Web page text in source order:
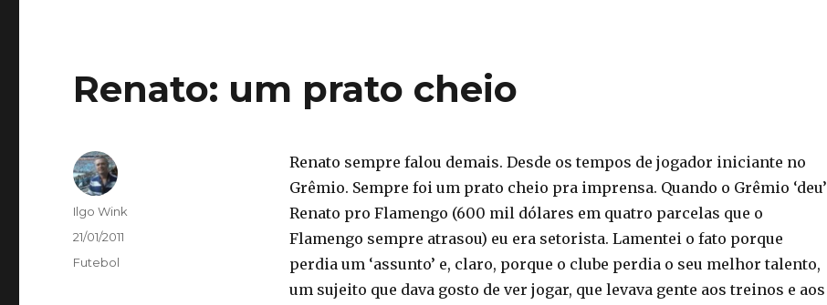
Renato: um prato cheio
Renato sempre falou demais. Desde os tempos de jogador iniciante no
Grêmio. Sempre foi um prato cheio pra imprensa. Quando o Grêmio ‘deu’
Renato pro Flamengo (600 mil dólares em quatro parcelas que o
Flamengo sempre atrasou) eu era setorista. Lamentei o fato porque
perdia um ‘assunto’ e, claro, porque o clube perdia o seu melhor talento,
um sujeito que dava gosto de ver jogar, que levava gente aos treinos e aos
Autor
Ilgo Wink
Publicado
21/01/2011
Categorias
Futebol